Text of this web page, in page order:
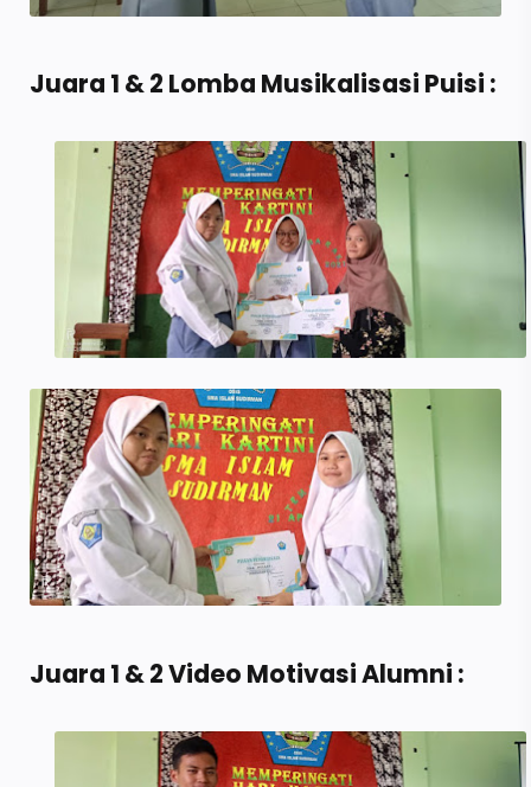
Juara 1 & 2 Lomba Musikalisasi Puisi :
Juara 1 & 2 Video Motivasi Alumni :